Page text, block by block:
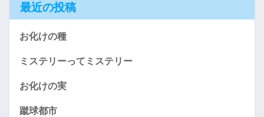
最近の投稿
お化けの種
ミステリーってミステリー
お化けの実
蹴球都市